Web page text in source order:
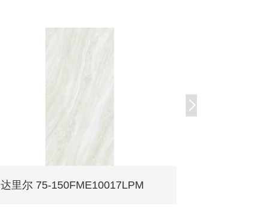
达里尔 75-150FME10017LPM